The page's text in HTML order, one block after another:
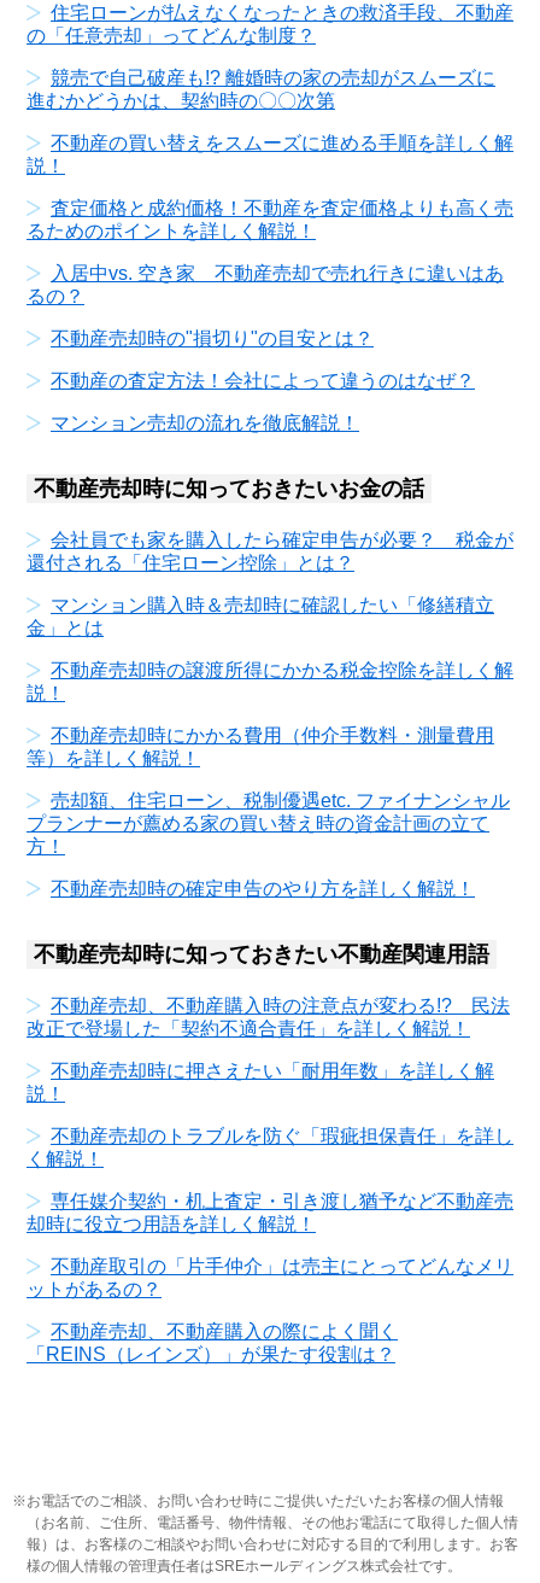
住宅ローンが払えなくなったときの救済手段、不動産
の「任意売却」ってどんな制度？
競売で自己破産も!? 離婚時の家の売却がスムーズに
進むかどうかは、契約時の〇〇次第
不動産の買い替えをスムーズに進める手順を詳しく解
説！
査定価格と成約価格！不動産を査定価格よりも高く売
るためのポイントを詳しく解説！
入居中vs. 空き家 不動産売却で売れ行きに違いはあ
るの？
不動産売却時の"損切り"の目安とは？
不動産の査定方法！会社によって違うのはなぜ？
マンション売却の流れを徹底解説！
不動産売却時に知っておきたいお金の話
会社員でも家を購入したら確定申告が必要？ 税金が
還付される「住宅ローン控除」とは？
マンション購入時＆売却時に確認したい「修繕積立
金」とは
不動産売却時の譲渡所得にかかる税金控除を詳しく解
説！
不動産売却時にかかる費用（仲介手数料・測量費用
等）を詳しく解説！
売却額、住宅ローン、税制優遇etc. ファイナンシャル
プランナーが薦める家の買い替え時の資金計画の立て
方！
不動産売却時の確定申告のやり方を詳しく解説！
不動産売却時に知っておきたい不動産関連用語
不動産売却、不動産購入時の注意点が変わる!? 民法
改正で登場した「契約不適合責任」を詳しく解説！
不動産売却時に押さえたい「耐用年数」を詳しく解
説！
不動産売却のトラブルを防ぐ「瑕疵担保責任」を詳し
く解説！
専任媒介契約・机上査定・引き渡し猶予など不動産売
却時に役立つ用語を詳しく解説！
不動産取引の「片手仲介」は売主にとってどんなメリ
ットがあるの？
不動産売却、不動産購入の際によく聞く
「REINS（レインズ）」が果たす役割は？
お電話でのご相談、お問い合わせ時にご提供いただいたお客様の個人情報
（お名前、ご住所、電話番号、物件情報、その他お電話にて取得した個人情
報）は、お客様のご相談やお問い合わせに対応する目的で利用します。お客
様の個人情報の管理責任者はSREホールディングス株式会社です。